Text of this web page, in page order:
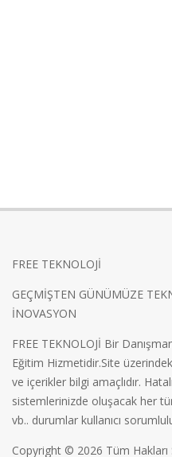
FREE TEKNOLOJİ
GEÇMİŞTEN GÜNÜMÜZE
İNOVASYON
FREE TEKNOLOJİ Bir
Eğitim Hizmetidir.Site
ve içerikler bilgi amaçlıdır.
sistemlerinizde oluşacak her
vb.. durumlar kullanıcı
Copyright © 2026 Tüm Hakları